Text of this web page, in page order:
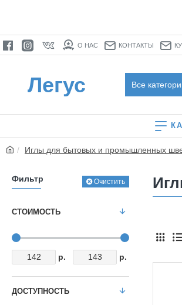
О НАС КОНТАКТЫ
Легус Все
Иглы для бытовых и промышленных
Фильтр Очистить
СТОИМОСТЬ
р. р.
ДОСТУПНОСТЬ